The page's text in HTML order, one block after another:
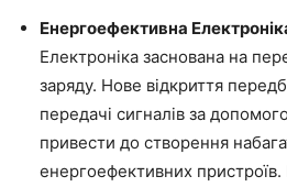
Енергоефективна
Електроніка заснована на
заряду. Нове відкриття
передачі сигналів за
привести до створення
енергоефективних